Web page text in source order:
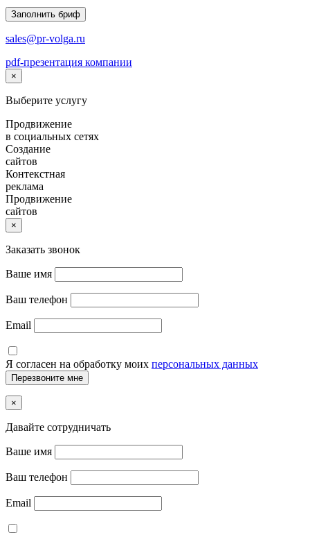
Заполнить бриф
sales@pr-volga.ru
pdf-презентация компании
×
Выберите услугу
Продвижение
в социальных сетях
Создание
сайтов
Контекстная
реклама
Продвижение
сайтов
×
Заказать звонок
Ваше имя
Ваш телефон
Email
Я согласен на обработку моих персональных данных
×
Давайте сотрудничать
Ваше имя
Ваш телефон
Email